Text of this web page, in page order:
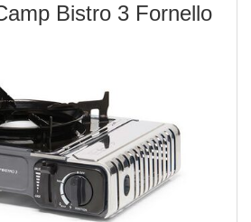
Bistro 3 Fornello